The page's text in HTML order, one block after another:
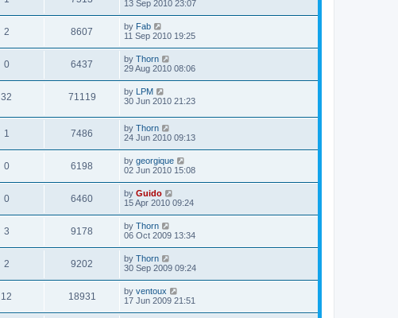
13 Sep 2010 23:07
2 8607 by Fab
11 Sep 2010 19:25
0 6437 by Thorn
29 Aug 2010 08:06
32 71119 by LPM
30 Jun 2010 21:23
1 7486 by Thorn
24 Jun 2010 09:13
0 6198 by georgique
02 Jun 2010 15:08
0 6460 by Guido
15 Apr 2010 09:24
3 9178 by Thorn
06 Oct 2009 13:34
2 9202 by Thorn
30 Sep 2009 09:24
12 18931 by ventoux
17 Jun 2009 21:51